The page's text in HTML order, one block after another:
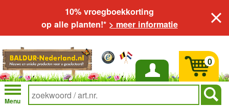
10% vroegboekkorting
op alle planten!* > meer informatie
Inloggen
Menu
0